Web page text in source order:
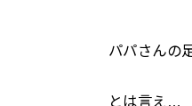
パパさんの
とは言え…